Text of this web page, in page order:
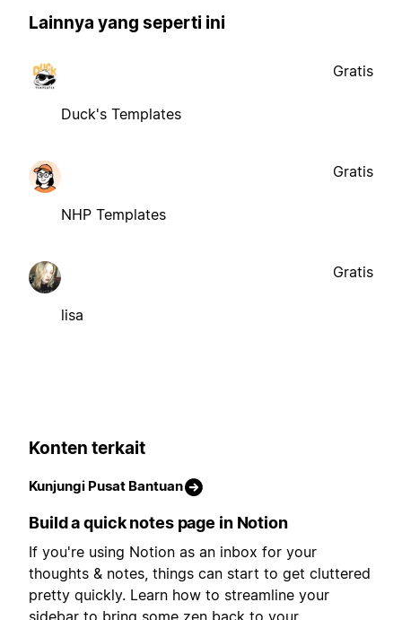
Lainnya yang seperti ini
Duck's Templates
Gratis
NHP Templates
Gratis
lisa
Gratis
Konten terkait
Kunjungi Pusat Bantuan
Build a quick notes page in Notion
If you're using Notion as an inbox for your
thoughts & notes, things can start to get cluttered
pretty quickly. Learn how to streamline your